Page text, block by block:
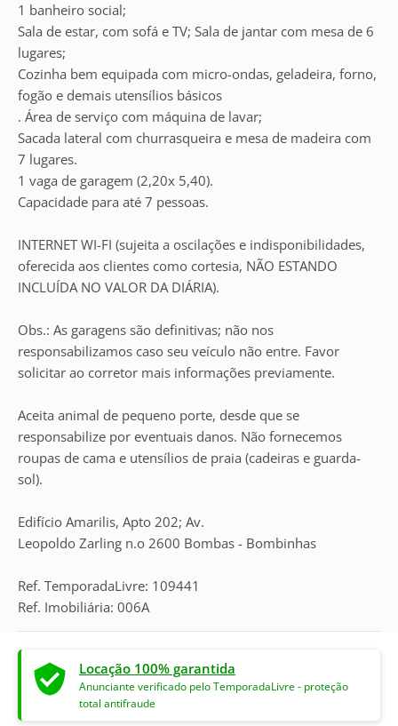
1 banheiro social;
Sala de estar, com sofá e TV; Sala de jantar com mesa de 6
lugares;
Cozinha bem equipada com micro-ondas, geladeira, forno,
fogão e demais utensílios básicos
. Área de serviço com máquina de lavar;
Sacada lateral com churrasqueira e mesa de madeira com
7 lugares.
1 vaga de garagem (2,20x 5,40).
Capacidade para até 7 pessoas.
INTERNET WI-FI (sujeita a oscilações e indisponibilidades,
oferecida aos clientes como cortesia, NÃO ESTANDO
INCLUÍDA NO VALOR DA DIÁRIA).
Obs.: As garagens são definitivas; não nos
responsabilizamos caso seu veículo não entre. Favor
solicitar ao corretor mais informações previamente.
Aceita animal de pequeno porte, desde que se
responsabilize por eventuais danos. Não fornecemos
roupas de cama e utensílios de praia (cadeiras e guarda-
sol).
Edifício Amarilis, Apto 202; Av.
Leopoldo Zarling n.o 2600 Bombas - Bombinhas
Ref. TemporadaLivre: 109441
Ref. Imobiliária: 006A
Locação 100% garantida
Anunciante verificado pelo TemporadaLivre - proteção
total antifraude